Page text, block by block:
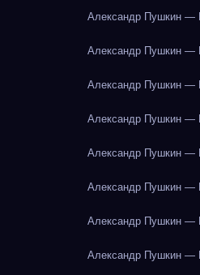
Александр Пушкин —
Александр Пушкин —
Александр Пушкин —
Александр Пушкин —
Александр Пушкин —
Александр Пушкин —
Александр Пушкин —
Александр Пушкин —